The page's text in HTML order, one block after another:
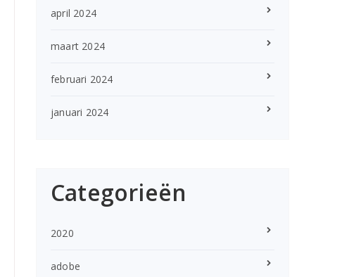
april 2024
maart 2024
februari 2024
januari 2024
Categorieën
2020
adobe